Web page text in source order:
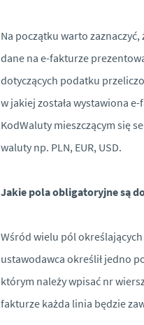
Na początku warto
dane na e-fakturze
dotyczących podatku
w jakiej została wystawiona
KodWaluty mieszczącym się
waluty np. PLN, EUR, USD.
Jakie pola obligatoryjne są
Wśród wielu pól
ustawodawca określił jedno
którym należy wpisać nr
fakturze każda linia będzie